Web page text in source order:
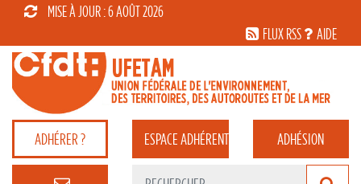
MISE À JOUR : 6 AOÛT 2026
FLUX RSS
AIDE
ADHÉRER ? ESPACEADHÉRENT ADHÉSION